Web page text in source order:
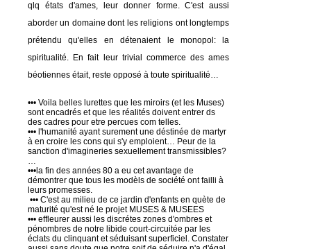
qlq états d'ames, leur donner forme. C'est aussi
aborder un domaine dont les religions ont longtemps
prétendu qu'elles en détenaient le monopol: la
spiritualité. En fait leur trivial commerce des ames
béotiennes était, reste opposé à toute spiritualité…
••• Voila belles lurettes que les miroirs (et les Muses)
sont encadrés et que les réalités doivent entrer ds
des cadres pour etre percues com telles.
••• l'humanité ayant surement une déstinée de martyr
à en croire les cons qui s'y emploient… Peur de la
sanction d'imagineries sexuellement transmissibles?
…
•••la fin des années 80 a eu cet avantage de
démontrer que tous les modèls de société ont failli à
leurs promesses.
••• C'est au milieu de ce jardin d'enfants en quète de
maturité qu'est né le projet MUSES & MUSEES
••• effleurer aussi les discrétes zones d'ombres et
pénombres de notre libide court-circuitée par les
éclats du clinquant et séduisant superficiel. Constater